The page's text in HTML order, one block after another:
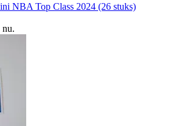
NBA Top Class 2024 (26 stuks)
.